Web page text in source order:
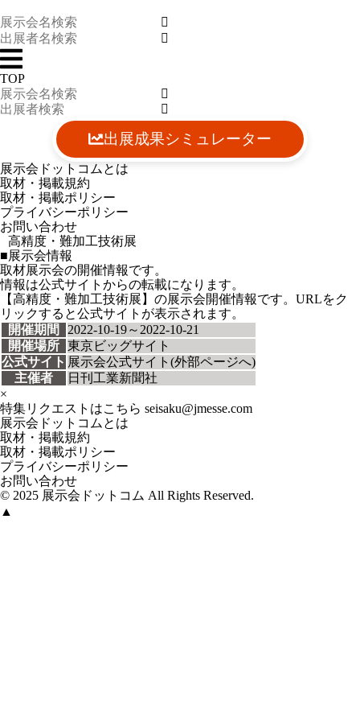
TOP
出展成果シミュレーター
展示会ドットコムとは
取材・掲載規約
取材・掲載ポリシー
プライバシーポリシー
お問い合わせ
高精度・難加工技術展
■展示会情報
取材展示会の開催情報です。
情報は公式サイトからの転載になります。
【高精度・難加工技術展】の展示会開催情報です。URLをク
リックすると公式サイトが表示されます。
開催期間
2022-10-19～2022-10-21
開催場所 東京ビッグサイト
公式サイト 展示会公式サイト(外部ページへ)
主催者
日刊工業新聞社
×
特集リクエストはこちら seisaku@jmesse.com
展示会ドットコムとは
取材・掲載規約
取材・掲載ポリシー
プライバシーポリシー
お問い合わせ
© 2025 展示会ドットコム All Rights Reserved.
▲